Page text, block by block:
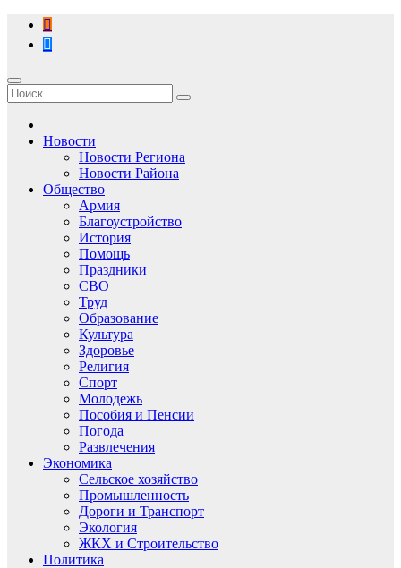
Перейти
содержимому
Новости
Новости Региона
Новости Района
Общество
Армия
Благоустройство
История
Помощь
Праздники
СВО
Труд
Образование
Культура
Здоровье
Религия
Спорт
Молодежь
Пособия и Пенсии
Погода
Развлечения
Экономика
Сельское хозяйство
Промышленность
Дороги и Транспорт
Экология
ЖКХ и Строительство
Политика